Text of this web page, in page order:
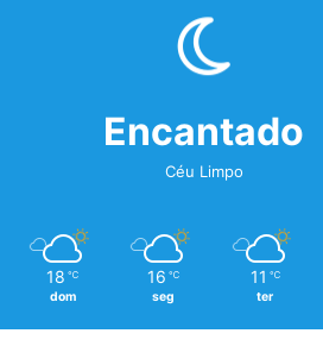
Encantado
Céu Limpo
18 ℃
dom
16 ℃
seg
11 ℃
ter